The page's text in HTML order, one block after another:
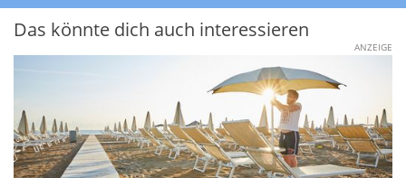
Das könnte dich auch interessieren
ANZEIGE